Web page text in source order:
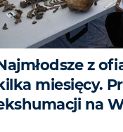
z
miesięcy.
na